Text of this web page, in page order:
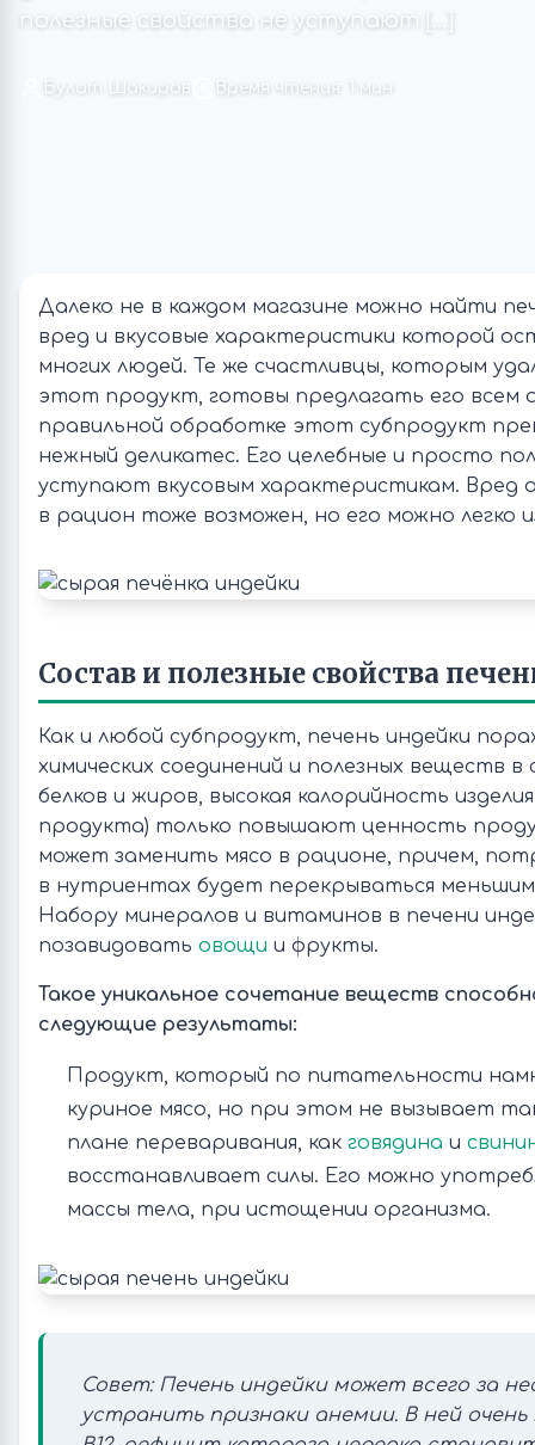
полезные свойства не уступают […]
Булат Шакиров Время чтения: 1 мин
Далеко не в каждом магазине можно найти
вред и вкусовые характеристики которой
многих людей. Те же счастливцы, которым
этот продукт, готовы предлагать его
правильной обработке этот субпродукт
нежный деликатес. Его целебные и просто
уступают вкусовым характеристикам. Вред
в рацион тоже возможен, но его можно легко
Состав и полезные свойства
Как и любой субпродукт, печень индейки
химических соединений и полезных веществ в
белков и жиров, высокая калорийность изделия
продукта) только повышают ценность
может заменить мясо в рационе, причем,
в нутриентах будет перекрываться
Набору минералов и витаминов в печени
позавидовать овощи и фрукты.
Такое уникальное сочетание веществ
следующие результаты:
Продукт, который по питательности
куриное мясо, но при этом не вызывает
плане переваривания, как говядина и
восстанавливает силы. Его можно
массы тела, при истощении организма.
Совет: Печень индейки может всего за
устранить признаки анемии. В ней